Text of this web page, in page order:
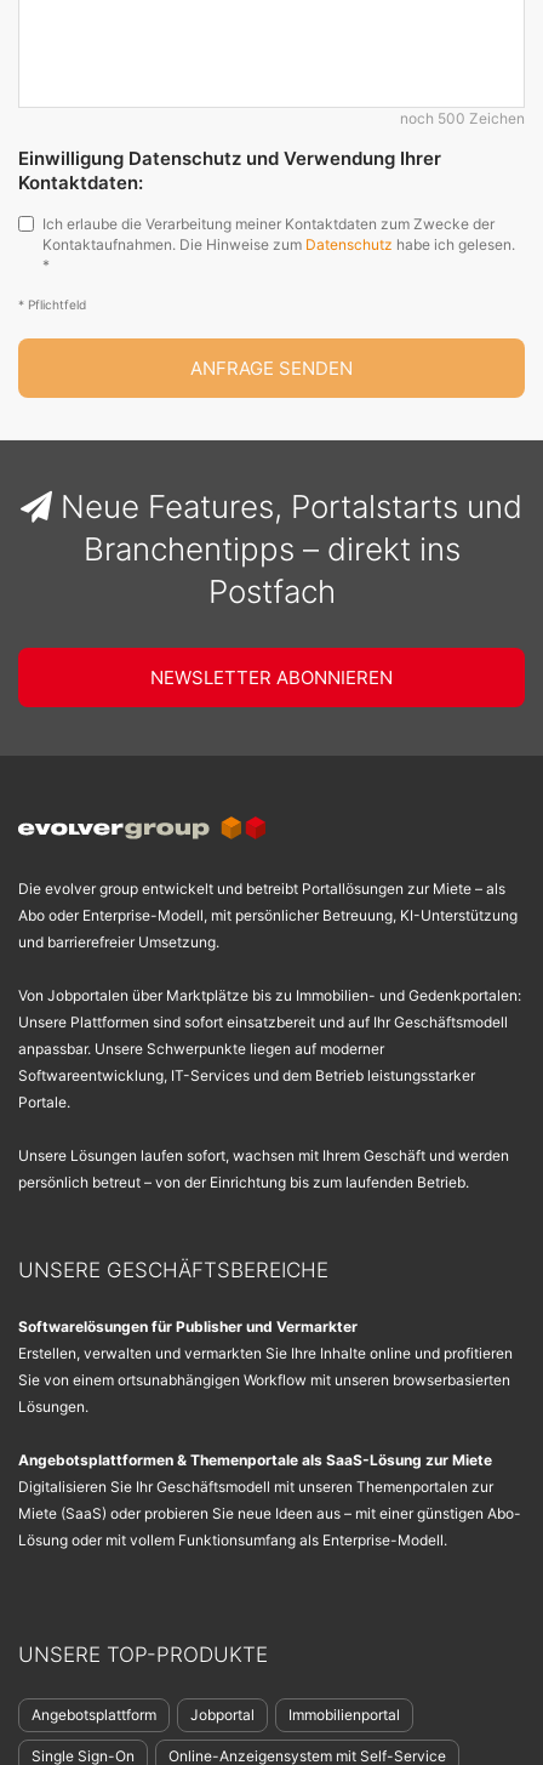
noch 500 Zeichen
Einwilligung Datenschutz und Verwendung Ihrer
Kontaktdaten:
Ich erlaube die Verarbeitung meiner Kontaktdaten zum Zwecke der
Kontaktaufnahmen. Die Hinweise zum Datenschutz habe ich gelesen.
*
* Pflichtfeld
ANFRAGE SENDEN
Neue Features, Portalstarts und
Branchentipps – direkt ins
Postfach
NEWSLETTER ABONNIEREN
Die evolver group entwickelt und betreibt Portallösungen zur Miete – als
Abo oder Enterprise-Modell, mit persönlicher Betreuung, KI-Unterstützung
und barrierefreier Umsetzung.
Von Jobportalen über Marktplätze bis zu Immobilien- und Gedenkportalen:
Unsere Plattformen sind sofort einsatzbereit und auf Ihr Geschäftsmodell
anpassbar. Unsere Schwerpunkte liegen auf moderner
Softwareentwicklung, IT-Services und dem Betrieb leistungsstarker
Portale.
Unsere Lösungen laufen sofort, wachsen mit Ihrem Geschäft und werden
persönlich betreut – von der Einrichtung bis zum laufenden Betrieb.
UNSERE GESCHÄFTSBEREICHE
Softwarelösungen für Publisher und Vermarkter
Erstellen, verwalten und vermarkten Sie Ihre Inhalte online und profitieren
Sie von einem ortsunabhängigen Workflow mit unseren browserbasierten
Lösungen.
Angebotsplattformen & Themenportale als SaaS-Lösung zur Miete
Digitalisieren Sie Ihr Geschäftsmodell mit unseren Themenportalen zur
Miete (SaaS) oder probieren Sie neue Ideen aus – mit einer günstigen Abo-
Lösung oder mit vollem Funktionsumfang als Enterprise-Modell.
UNSERE TOP-PRODUKTE
Angebotsplattform Jobportal Immobilienportal
Single Sign-On Online-Anzeigensystem mit Self-Service